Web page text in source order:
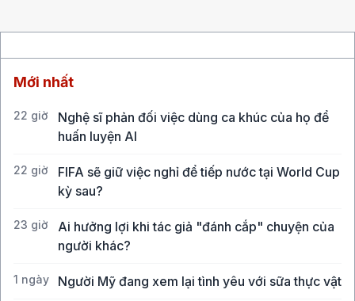
Mới nhất
22 giờ
Nghệ sĩ phản đối việc dùng ca khúc của họ để
huấn luyện AI
22 giờ
FIFA sẽ giữ việc nghỉ để tiếp nước tại World Cup
kỳ sau?
23 giờ
Ai hưởng lợi khi tác giả "đánh cắp" chuyện của
người khác?
1 ngày Người Mỹ đang xem lại tình yêu với sữa thực vật